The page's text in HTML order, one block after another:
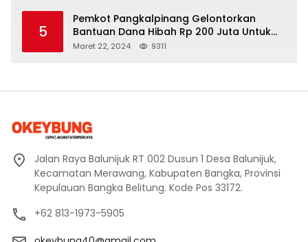
5
Pemkot Pangkalpinang Gelontorkan
Bantuan Dana Hibah Rp 200 Juta Untuk
Pembangunan Masjid H. Bakri
Maret 22, 2024 9311
Jalan Raya Balunijuk RT 002 Dusun 1 Desa Balunijuk,
Kecamatan Merawang, Kabupaten Bangka, Provinsi
Kepulauan Bangka Belitung. Kode Pos 33172.
+62 813-1973-5905